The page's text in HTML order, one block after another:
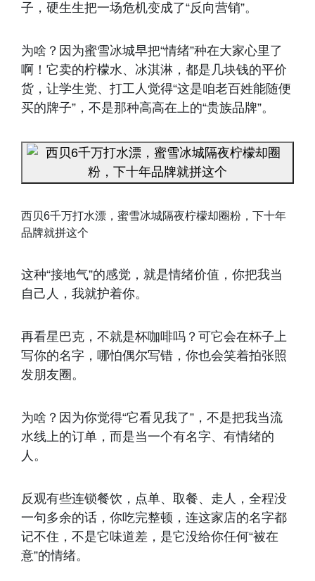
子，硬生生把一场危机变成了“反向营销”。
为啥？因为蜜雪冰城早把“情绪”种在大家心里了
啊！它卖的柠檬水、冰淇淋，都是几块钱的平价
货，让学生党、打工人觉得“这是咱老百姓能随便
买的牌子”，不是那种高高在上的“贵族品牌”。
西贝6千万打水漂，蜜雪冰城隔夜柠檬却圈粉，下十年
品牌就拼这个
这种“接地气”的感觉，就是情绪价值，你把我当
自己人，我就护着你。
再看星巴克，不就是杯咖啡吗？可它会在杯子上
写你的名字，哪怕偶尔写错，你也会笑着拍张照
发朋友圈。
为啥？因为你觉得“它看见我了”，不是把我当流
水线上的订单，而是当一个有名字、有情绪的
人。
反观有些连锁餐饮，点单、取餐、走人，全程没
一句多余的话，你吃完整顿，连这家店的名字都
记不住，不是它味道差，是它没给你任何“被在
意”的情绪。